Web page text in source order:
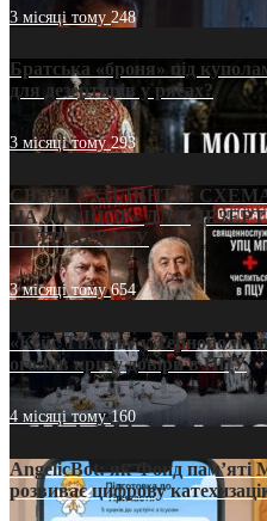
3 місяці тому248
Братська «броня» під
для дезертирів у рясах?
3 місяці тому293
СВЯТІ УХИЛЯНТИ:
НА «ОФШОР» ДЛЯ
ПАТРІАРХАТУ
3 місяці тому654
«Кейс Тихона» у Тернополі:
оголив кризу довіри в ПЦУ
4 місяці тому160
AngelicBot: як Фонд пам’яті
розвиває цифрову